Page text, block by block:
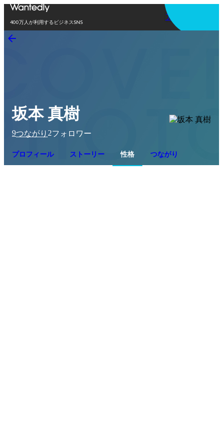
400万人が利用するビジネスSNS
アプリを使う
坂本 真樹
9つながり 2フォロワー
プロフィール ストーリー 性格 つながり